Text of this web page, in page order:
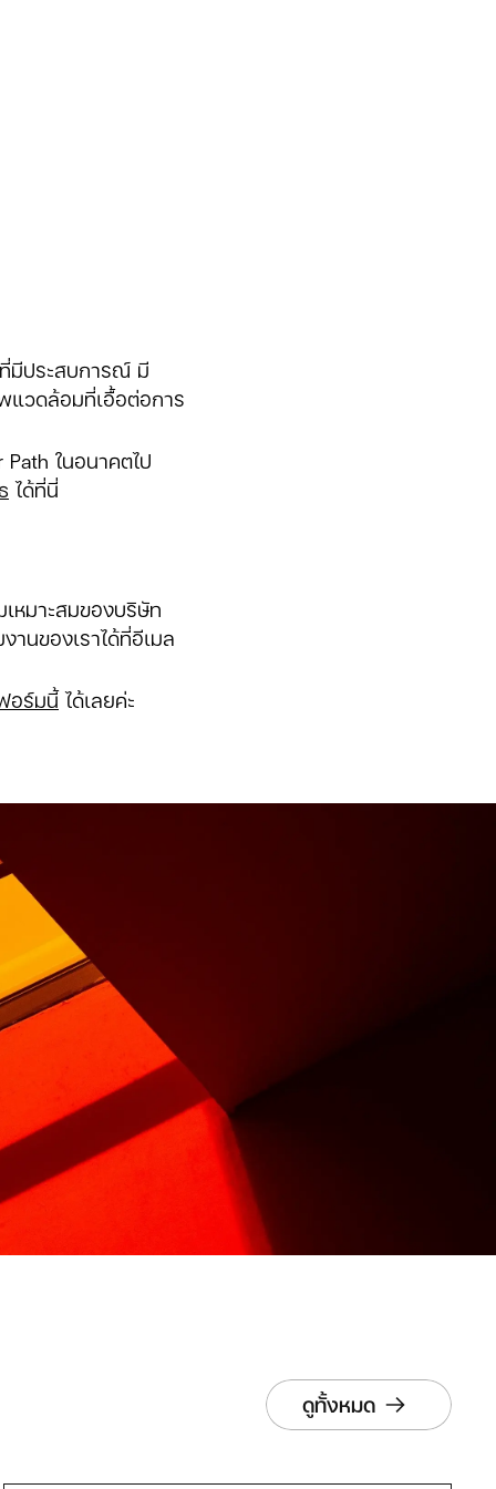
ที่มีประสบการณ์ มี
แวดล้อมที่เอื้อต่อการ
ในอนาคตไป
ได้ที่นี่
หมาะสมของบริษัท
นของเราได้ที่อีเมล
อร์มนี้ได้เลยค่ะ
ดูทั้งหมด